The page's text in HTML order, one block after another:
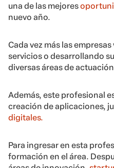
una de las mejores
nuevo año.
Cada vez más las
servicios o desarrollando
diversas áreas de
Además, este profesional
creación de aplicaciones,
digitales.
Para ingresar en esta
formación en el área.